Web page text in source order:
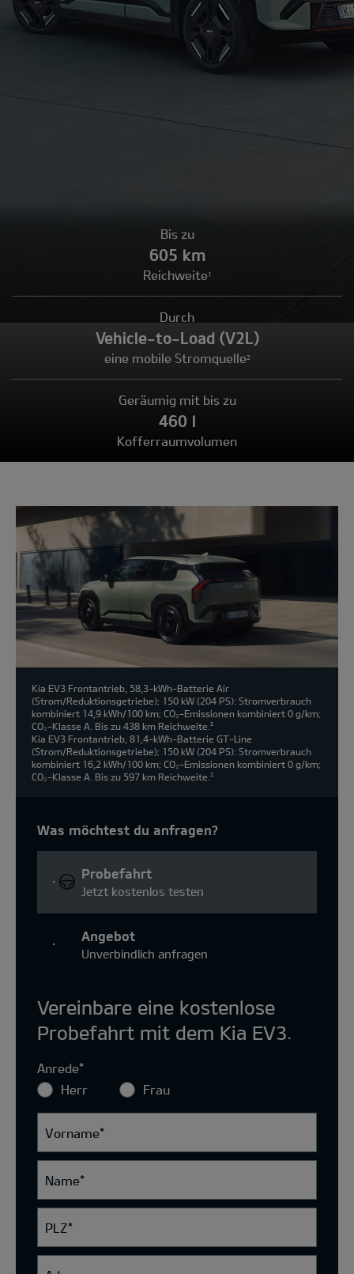
Bis zu
605 km
Reichweite1
Durch
Vehicle-to-Load (V2L)
eine mobile Stromquelle2
Geräumig mit bis zu
460 l
Kofferraumvolumen
wählen:
Kia EV3 Frontantrieb, 58,3-kWh-Batterie Air
(Strom/Reduktionsgetriebe); 150 kW (204 PS): Stromverbrauch
kombiniert 14,9 kWh/100 km; CO₂-Emissionen kombiniert 0 g/km;
CO₂-Klasse A. Bis zu 438 km Reichweite. 2
Kia EV3 Frontantrieb, 81,4-kWh-Batterie GT-Line
(Strom/Reduktionsgetriebe); 150 kW (204 PS): Stromverbrauch
kombiniert 16,2 kWh/100 km; CO₂-Emissionen kombiniert 0 g/km;
CO₂-Klasse A. Bis zu 597 km Reichweite. 2
Was möchtest du anfragen?
Probefahrt
Jetzt kostenlos testen
Angebot
Unverbindlich anfragen
Vereinbare eine kostenlose
Probefahrt mit dem Kia EV3.
Anrede*
Herr
Frau
Vorname*
Name*
PLZ*